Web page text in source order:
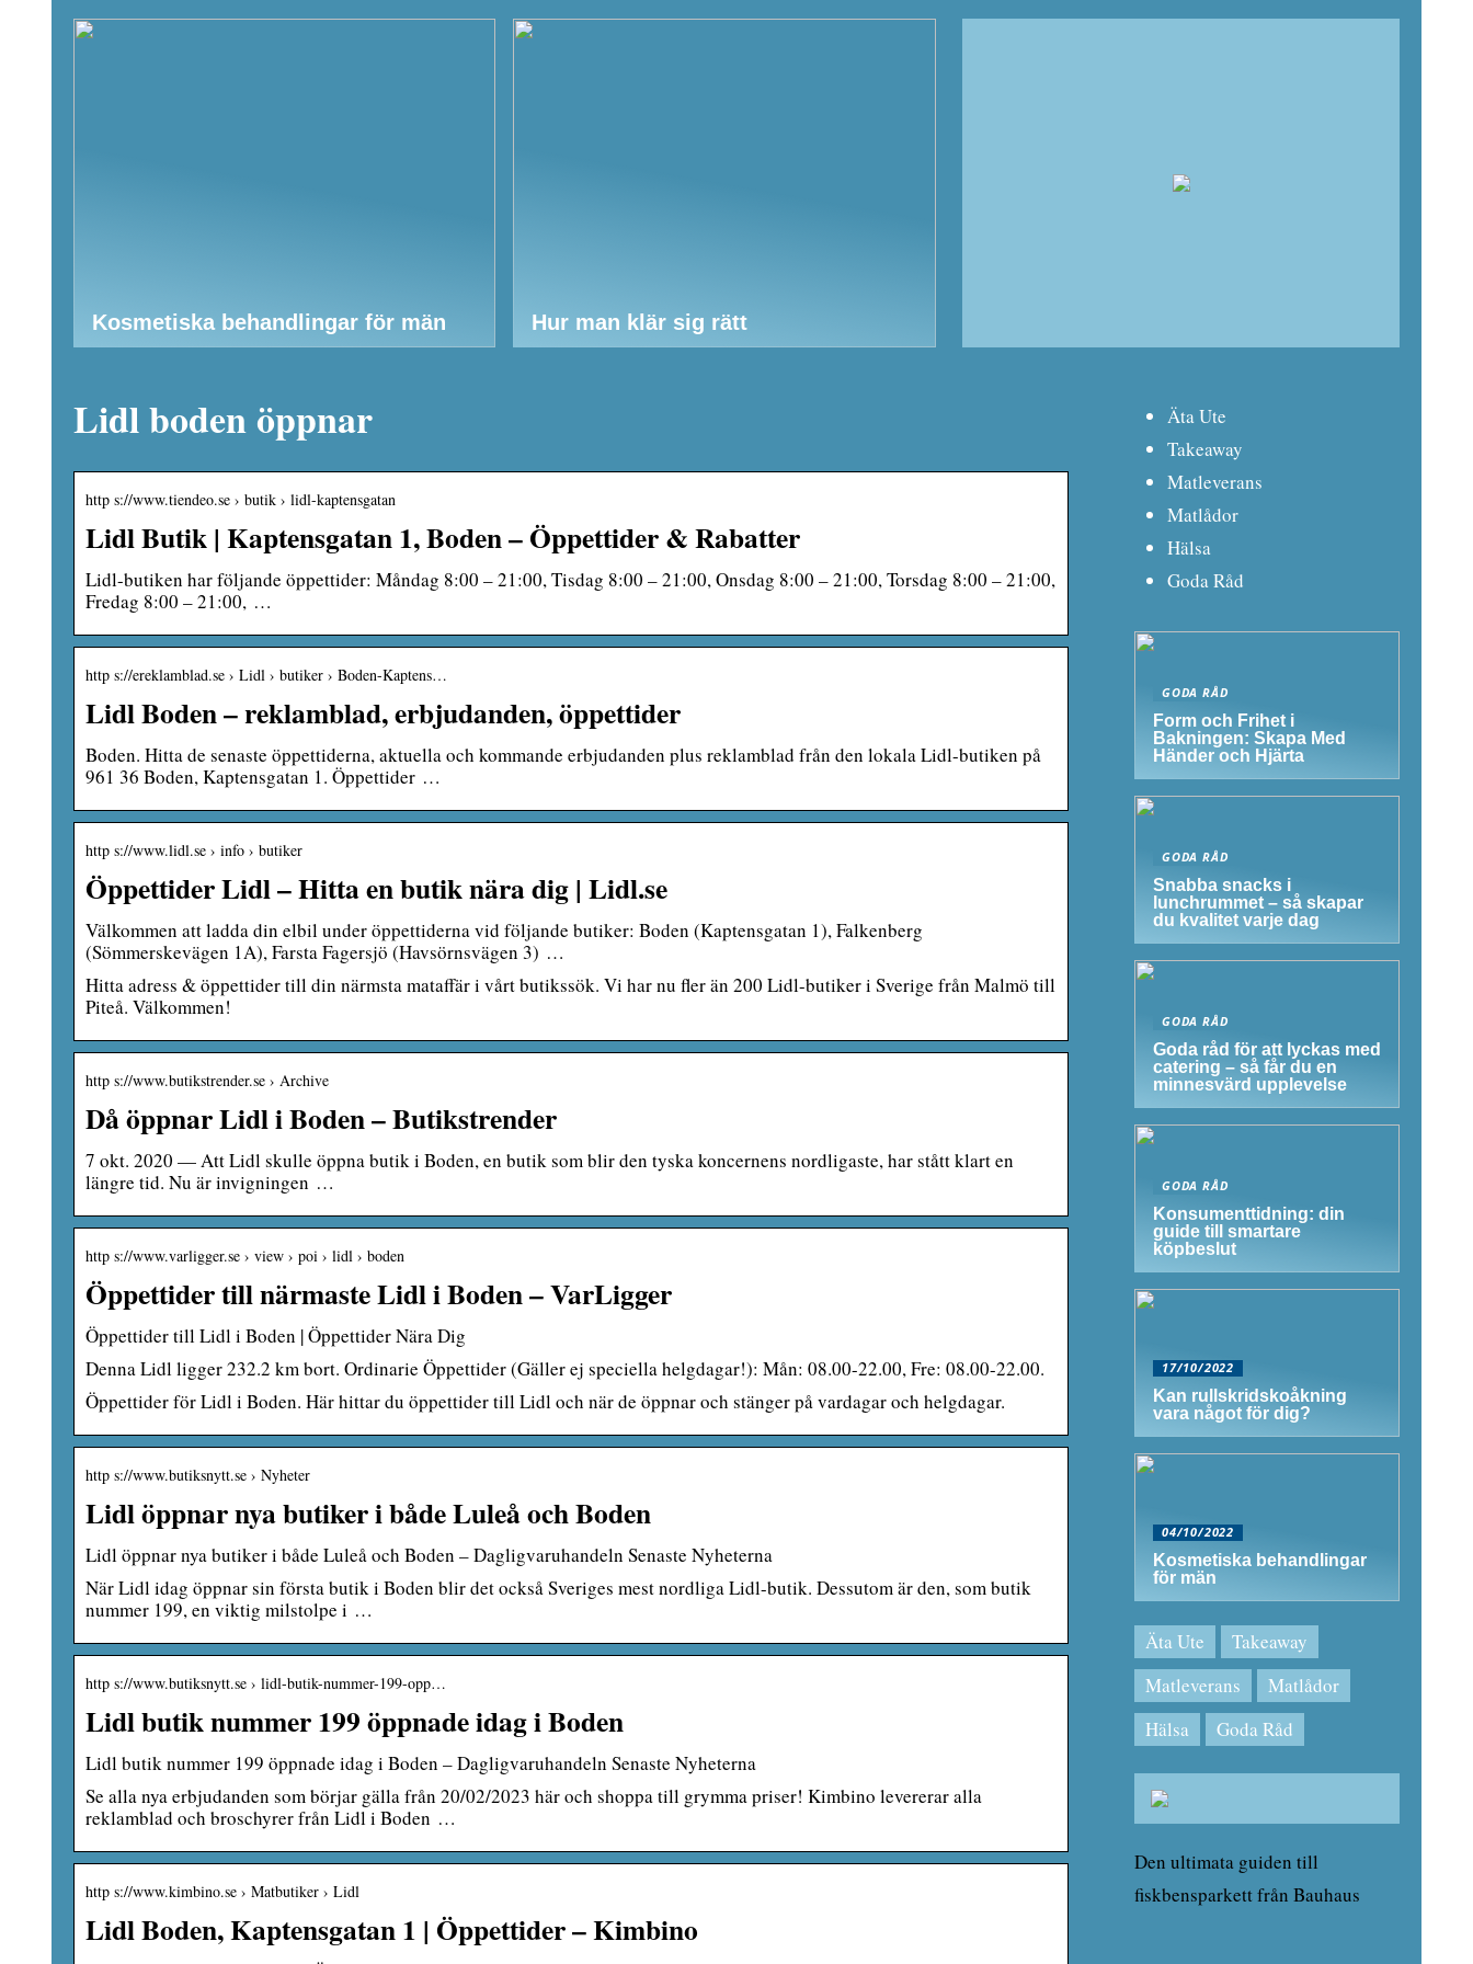
Kosmetiska behandlingar för män Hur man klär sig rätt
Lidl boden öppnar
http s://www.tiendeo.se › butik › lidl-kaptensgatan
Lidl Butik | Kaptensgatan 1, Boden – Öppettider & Rabatter
Lidl-butiken har följande öppettider: Måndag 8:00 – 21:00, Tisdag 8:00 – 21:00, Onsdag 8:00 – 21:00, Torsdag 8:00 – 21:00,
Fredag 8:00 – 21:00, …
http s://ereklamblad.se › Lidl › butiker › Boden-Kaptens…
Lidl Boden – reklamblad, erbjudanden, öppettider
Boden. Hitta de senaste öppettiderna, aktuella och kommande erbjudanden plus reklamblad från den lokala Lidl-butiken på
961 36 Boden, Kaptensgatan 1. Öppettider …
http s://www.lidl.se › info › butiker
Öppettider Lidl – Hitta en butik nära dig | Lidl.se
Välkommen att ladda din elbil under öppettiderna vid följande butiker: Boden (Kaptensgatan 1), Falkenberg
(Sömmerskevägen 1A), Farsta Fagersjö (Havsörnsvägen 3) …
Hitta adress & öppettider till din närmsta mataffär i vårt butikssök. Vi har nu fler än 200 Lidl-butiker i Sverige från Malmö till
Piteå. Välkommen!
http s://www.butikstrender.se › Archive
Då öppnar Lidl i Boden – Butikstrender
7 okt. 2020 — Att Lidl skulle öppna butik i Boden, en butik som blir den tyska koncernens nordligaste, har stått klart en
längre tid. Nu är invigningen …
http s://www.varligger.se › view › poi › lidl › boden
Öppettider till närmaste Lidl i Boden – VarLigger
Öppettider till Lidl i Boden | Öppettider Nära Dig
Denna Lidl ligger 232.2 km bort. Ordinarie Öppettider (Gäller ej speciella helgdagar!): Mån: 08.00-22.00, Fre: 08.00-22.00.
Öppettider för Lidl i Boden. Här hittar du öppettider till Lidl och när de öppnar och stänger på vardagar och helgdagar.
http s://www.butiksnytt.se › Nyheter
Lidl öppnar nya butiker i både Luleå och Boden
Lidl öppnar nya butiker i både Luleå och Boden – Dagligvaruhandeln Senaste Nyheterna
När Lidl idag öppnar sin första butik i Boden blir det också Sveriges mest nordliga Lidl-butik. Dessutom är den, som butik
nummer 199, en viktig milstolpe i …
http s://www.butiksnytt.se › lidl-butik-nummer-199-opp…
Lidl butik nummer 199 öppnade idag i Boden
Lidl butik nummer 199 öppnade idag i Boden – Dagligvaruhandeln Senaste Nyheterna
Se alla nya erbjudanden som börjar gälla från 20/02/2023 här och shoppa till grymma priser! Kimbino levererar alla
reklamblad och broschyrer från Lidl i Boden …
http s://www.kimbino.se › Matbutiker › Lidl
Lidl Boden, Kaptensgatan 1 | Öppettider – Kimbino
Äta Ute
Takeaway
Matleverans
Matlådor
Hälsa
Goda Råd
GODA RÅD
Form och Frihet i
Bakningen: Skapa Med
Händer och Hjärta
GODA RÅD
Snabba snacks i
lunchrummet – så skapar
du kvalitet varje dag
GODA RÅD
Goda råd för att lyckas med
catering – så får du en
minnesvärd upplevelse
GODA RÅD
Konsumenttidning: din
guide till smartare
köpbeslut
17/10/2022
Kan rullskridskoåkning
vara något för dig?
04/10/2022
Kosmetiska behandlingar
för män
Äta Ute
Takeaway
Matleverans
Matlådor
Hälsa
Goda Råd
Den ultimata guiden till
fiskbensparkett från Bauhaus